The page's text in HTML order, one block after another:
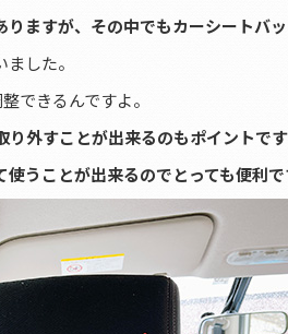
ますが、その中でもカーシートバ
した。
できるんですよ。
外すことが出来るのもポイントです
うことが出来るのでとっても便利で